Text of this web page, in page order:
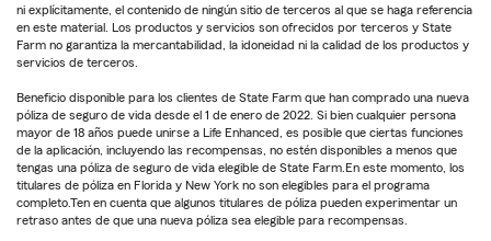
ni explícitamente, el contenido de ningún sitio de terceros al que se haga referencia
en este material. Los productos y servicios son ofrecidos por terceros y State
Farm no garantiza la mercantabilidad, la idoneidad ni la calidad de los productos y
servicios de terceros.
Beneficio disponible para los clientes de State Farm que han comprado una nueva
póliza de seguro de vida desde el 1 de enero de 2022. Si bien cualquier persona
mayor de 18 años puede unirse a Life Enhanced, es posible que ciertas funciones
de la aplicación, incluyendo las recompensas, no estén disponibles a menos que
tengas una póliza de seguro de vida elegible de State Farm.En este momento, los
titulares de póliza en Florida y New York no son elegibles para el programa
completo.Ten en cuenta que algunos titulares de póliza pueden experimentar un
retraso antes de que una nueva póliza sea elegible para recompensas.